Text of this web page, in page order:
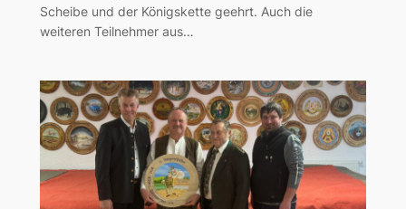
Scheibe und der Königskette geehrt. Auch die
weiteren Teilnehmer aus…